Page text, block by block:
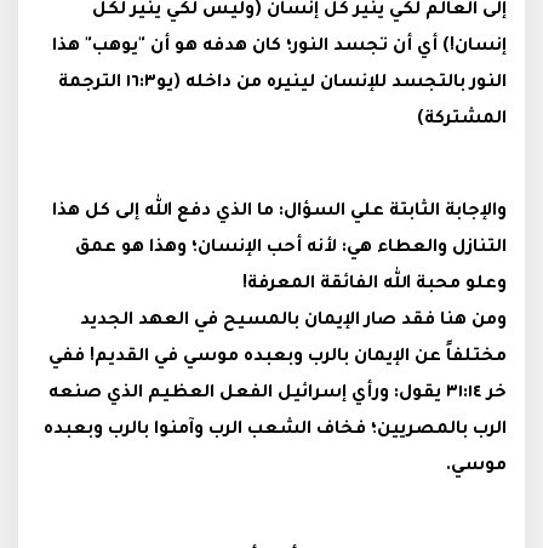
إلى العالم لكي ينير كل إنسان (وليس لكي ينير لكل
إنسان!) أي أن تجسد النور؛ كان هدفه هو أن "يوهب" هذا
النور بالتجسد للإنسان لينيره من داخله (يو١٦:٣ الترجمة
المشتركة)
والإجابة الثابتة علي السؤال: ما الذي دفع الله إلى كل هذا
التنازل والعطاء هي: لأنه أحب الإنسان؛ وهذا هو عمق
وعلو محبة الله الفائقة المعرفة!
ومن هنا فقد صار الإيمان بالمسيح في العهد الجديد
مختلفاً عن الإيمان بالرب وبعبده موسي في القديم! ففي
خر ٣١:١٤ يقول: ورأي إسرائيل الفعل العظيم الذي صنعه
الرب بالمصريين؛ فخاف الشعب الرب وآمنوا بالرب وبعبده
موسي.